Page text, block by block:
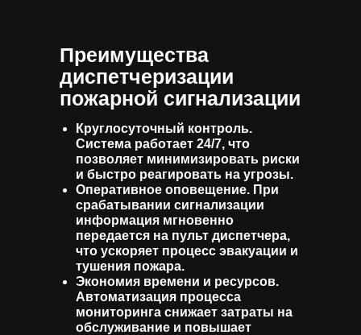
Преимущества
диспетчеризации
пожарной сигнализации
Круглосуточный контроль.
Система работает 24/7, что
позволяет минимизировать риски
и быстро реагировать на угрозы.
Оперативное оповещение. При
срабатывании сигнализации
информация мгновенно
передается на пульт диспетчера,
что ускоряет процесс эвакуации и
тушения пожара.
Экономия времени и ресурсов.
Автоматизация процесса
мониторинга снижает затраты на
обслуживание и повышает